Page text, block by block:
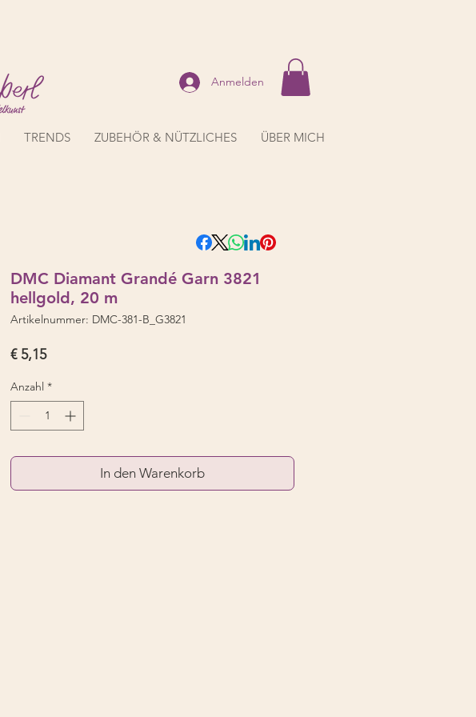
Anmelden
TRENDS ZUBEHÖR & NÜTZLICHES ÜBER MICH
DMC Diamant Grandé Garn 3821
hellgold, 20 m
Artikelnummer: DMC-381-B_G3821
€ 5,15Preis
Anzahl *
In den Warenkorb